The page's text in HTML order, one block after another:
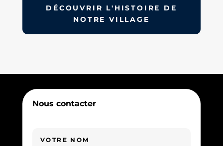
DÉCOUVRIR L'HISTOIRE DE
NOTRE VILLAGE
Nous contacter